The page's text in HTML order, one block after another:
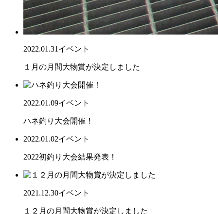
2022.01.31 イベント
１月の月間大物賞が決定しました
2022.01.09イベント
ハネ釣り大会開催！
2022.01.02イベント
2022初釣り大会結果発表！
2021.12.30イベント
１２月の月間大物賞が決定しました